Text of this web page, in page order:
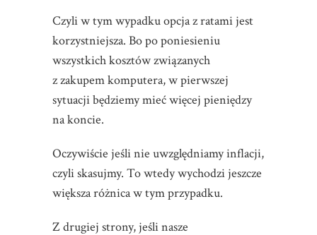
Czyli w tym wypadku opcja z ratami jest
korzystniejsza. Bo po poniesieniu
wszystkich kosztów związanych
z zakupem komputera, w pierwszej
sytuacji będziemy mieć więcej pieniędzy
na koncie.
Oczywiście jeśli nie uwzględniamy inflacji,
czyli skasujmy. To wtedy wychodzi jeszcze
większa różnica w tym przypadku.
Z drugiej strony, jeśli nasze